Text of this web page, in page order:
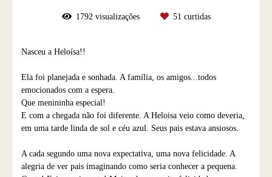
1792visualizações 51 curtidas
Nasceu a Heloísa!!
Ela foi planejada e sonhada. A família, os amigos...todos
emocionados com a espera.
Que menininha especial!
E com a chegada não foi diferente. A Heloisa veio como deveria,
em uma tarde linda de sol e céu azul. Seus pais estava ansiosos.
A cada segundo uma nova expectativa, uma nova felicidade. A
alegria de ver pais imaginando como seria conhecer a pequena.